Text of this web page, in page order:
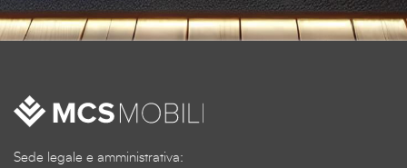
Sede legale e amministrativa: